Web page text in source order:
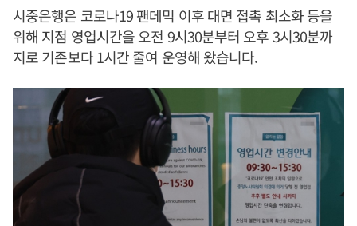
시중은행은 코로나19 팬데믹 이후 대면 접촉 최소화 등을
위해 지점 영업시간을 오전 9시30분부터 오후 3시30분까
지로 기존보다 1시간 줄여 운영해 왔습니다.